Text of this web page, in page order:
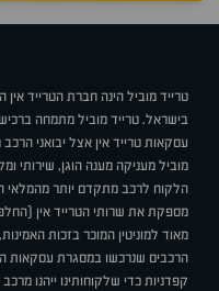
טרייד מוביל הינה חברת הטרייד אין
בישראל. טרייד מוביל מתמחה
עסקאות טרייד אין אצל יבואני
מוביל מעניקה מענה הוגן, שירותי
הלקוח לרכב מתקדם יותר מהמלאי
מספקת את שרותי הטרייד אין
מאוד למוניטין המוכר בזכות
הרכבים שנרכשו במסגרת עסקאות
קפדניות כדי שלקוחותינו ייהנו